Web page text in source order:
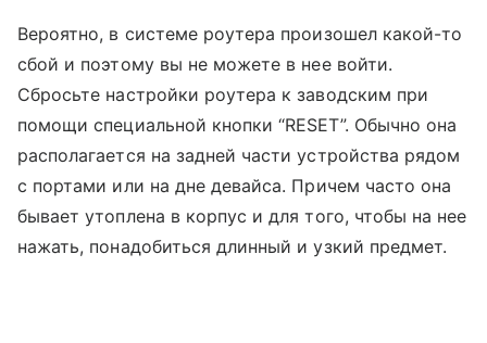
Вероятно, в системе роутера произошел какой-то
сбой и поэтому вы не можете в нее войти.
Сбросьте настройки роутера к заводским при
помощи специальной кнопки “RESET”. Обычно она
располагается на задней части устройства рядом
с портами или на дне девайса. Причем часто она
бывает утоплена в корпус и для того, чтобы на нее
нажать, понадобиться длинный и узкий предмет.